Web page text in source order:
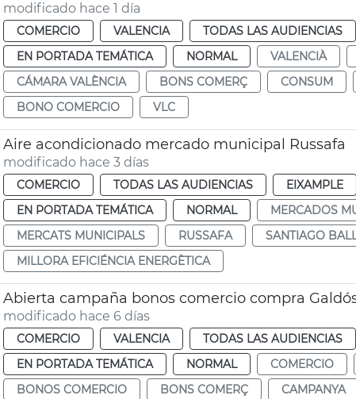
modificado hace 1 día
COMERCIO VALENCIA TODAS LAS AUDIENCIAS
EN PORTADA TEMÁTICA
NORMAL VALENCIÀ
CÁMARA VALÈNCIA
BONS COMERÇ CONSUM
BONO COMERCIO
VLC
Aire acondicionado mercado municipal Russafa
modificado hace 3 días
COMERCIO TODAS LAS AUDIENCIAS EIXAMPLE
EN PORTADA TEMÁTICA
NORMAL MERCADOS
MERCATS MUNICIPALS
RUSSAFA SANTIAGO
MILLORA EFICIÉNCIA ENERGÈTICA
Abierta campaña bonos comercio compra
modificado hace 6 días
COMERCIO VALENCIA TODAS LAS AUDIENCIAS
EN PORTADA TEMÁTICA
NORMAL COMERCIO
BONOS COMERCIO
BONS COMERÇ CAMPANYA